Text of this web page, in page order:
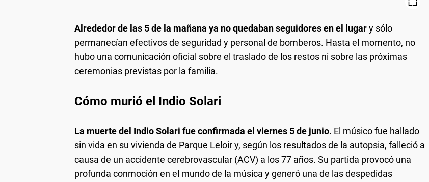
Alrededor de las 5 de la mañana ya no quedaban seguidores en el lugary sólo
permanecían efectivos de seguridad y personal de bomberos. Hasta el momento, no
hubo una comunicación oficial sobre el traslado de los restos ni sobre las próximas
ceremonias previstas por la familia.
Cómo murió el Indio Solari
La muerte del Indio Solari fue confirmada el viernes 5 de junio. El músico fue hallado
sin vida en su vivienda de Parque Leloir y, según los resultados de la autopsia, falleció a
causa de un accidente cerebrovascular (ACV) a los 77 años. Su partida provocó una
profunda conmoción en el mundo de la música y generó una de las despedidas